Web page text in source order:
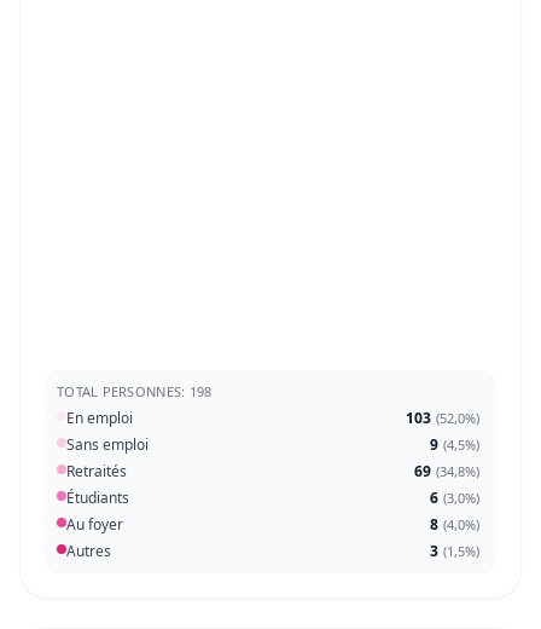
TOTAL PERSONNES: 198
En emploi 103 (52,0%)
Sans emploi 9 (4,5%)
Retraités 69 (34,8%)
Étudiants 6 (3,0%)
Au foyer 8 (4,0%)
Autres 3 (1,5%)